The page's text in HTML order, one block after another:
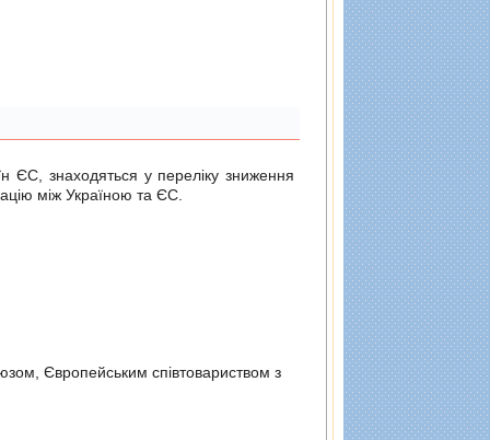
ЄС, знаходяться у переліку зниження
між Україною та ЄС.
Європейським спiвтовариством з